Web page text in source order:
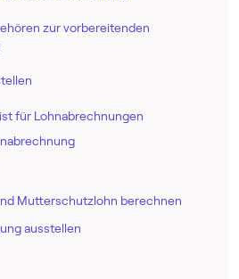
zur vorbereitenden
für Lohnabrechnungen
Mutterschutzlohn berechnen
ausstellen